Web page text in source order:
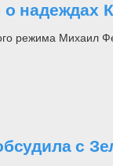
надеждах
режима Михаил
с